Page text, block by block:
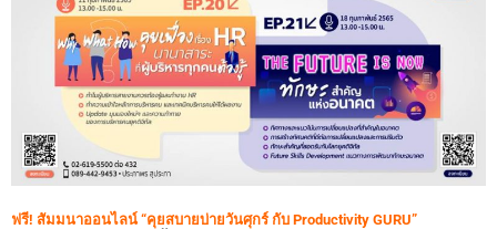
ฟรี! สัมมนาออนไลน์ “คุยสบายบ่ายวันศุกร์ กับ Productivity GURU”